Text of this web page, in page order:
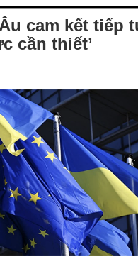
cam kết tiếp
cần thiết’